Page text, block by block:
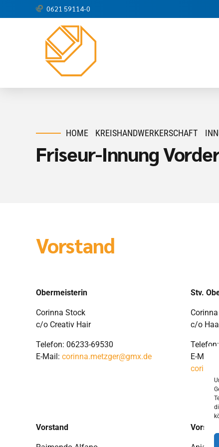
0621 59114-0
HOME KREISHANDWERKERSCHAFT
Friseur-Innung
Vorstand
Obermeisterin
Corinna Stock
c/o Creativ Hair
Telefon: 06233-69530
E-Mail: corinna.metzger@gmx.de
Stv.
c/o
E-Mail:
Vorstand Vorstand